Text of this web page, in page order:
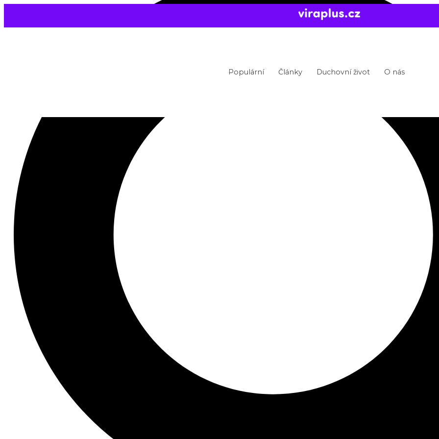
Populární Články Duchovní život O nás
Odpustit a zapomenout – ale jak?
02/04/2019